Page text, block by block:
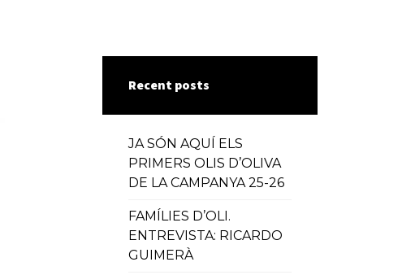
Recent posts
JA SÓN AQUÍ ELS
PRIMERS OLIS D’OLIVA
DE LA CAMPANYA 25-26
FAMÍLIES D’OLI.
ENTREVISTA: RICARDO
GUIMERÀ